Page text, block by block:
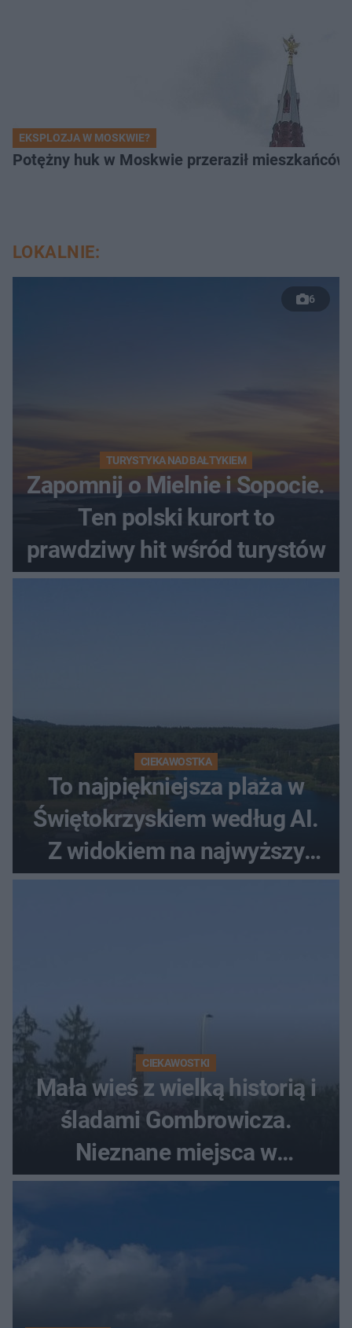
EKSPLOZJA W MOSKWIE?
Potężny huk w Moskwie przeraził
LOKALNIE:
6
TURYSTYKA NAD BAŁTYKIEM
Zapomnij o Mielnie i Sopocie.
Ten polski kurort to
prawdziwy hit wśród turystów
CIEKAWOSTKA
To najpiękniejsza plaża w
Świętokrzyskiem według AI.
Z widokiem na najwyższy
szczyt Gór Świętokrzyskich
CIEKAWOSTKI
Mała wieś z wielką historią i
śladami Gombrowicza.
Nieznane miejsca w
Świętokrzyskiem